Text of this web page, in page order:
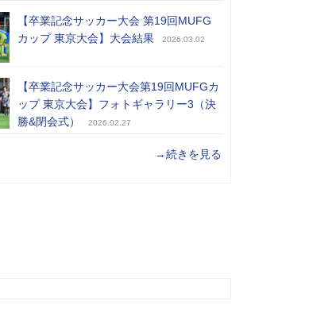
【卒業記念サッカー大会 第19回MUFG
カップ 東京大会】大会結果
2026.03.02
【卒業記念サッカー大会第19回MUFGカ
ップ 東京大会】フォトギャラリー3（決
勝&閉会式）
2026.02.27
→続きを見る